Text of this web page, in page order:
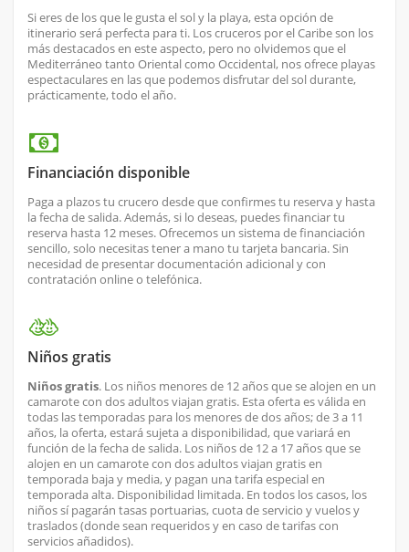
Si eres de los que le gusta el sol y la playa, esta opción de
itinerario será perfecta para ti. Los cruceros por el Caribe son los
más destacados en este aspecto, pero no olvidemos que el
Mediterráneo tanto Oriental como Occidental, nos ofrece playas
espectaculares en las que podemos disfrutar del sol durante,
prácticamente, todo el año.
Financiación disponible
Paga a plazos tu crucero desde que confirmes tu reserva y hasta
la fecha de salida. Además, si lo deseas, puedes financiar tu
reserva hasta 12 meses. Ofrecemos un sistema de financiación
sencillo, solo necesitas tener a mano tu tarjeta bancaria. Sin
necesidad de presentar documentación adicional y con
contratación online o telefónica.
Niños gratis
Niños gratis. Los niños menores de 12 años que se alojen en un
camarote con dos adultos viajan gratis. Esta oferta es válida en
todas las temporadas para los menores de dos años; de 3 a 11
años, la oferta, estará sujeta a disponibilidad, que variará en
función de la fecha de salida. Los niños de 12 a 17 años que se
alojen en un camarote con dos adultos viajan gratis en
temporada baja y media, y pagan una tarifa especial en
temporada alta. Disponibilidad limitada. En todos los casos, los
niños sí pagarán tasas portuarias, cuota de servicio y vuelos y
traslados (donde sean requeridos y en caso de tarifas con
servicios añadidos).